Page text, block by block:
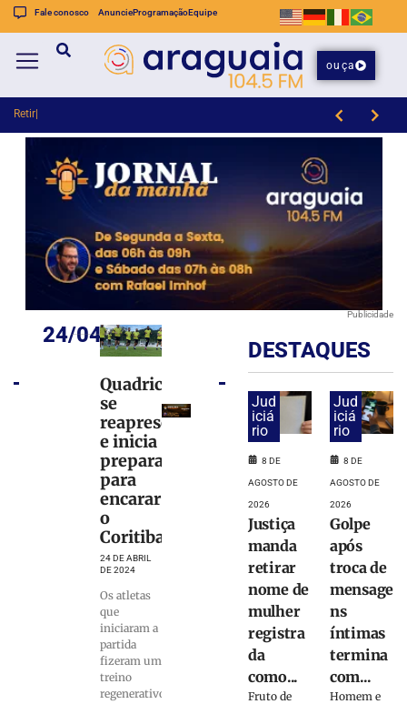
Fale conosco AnuncieProgramaçãoEquipe
ouça
Retiradas da poupança
Publicidade
24/04/2024
Quadricolor
se
reapresenta
e inicia
preparação
para
encarar
o
Coritiba
24 DE ABRIL
DE 2024
Os atletas
que
iniciaram a
partida
fizeram um
treino
regenerativo
DESTAQUES
Jud
iciá
rio
8 DE
AGOSTO DE
2026
Justiça
manda
retirar
nome de
mulher
registra
da
como...
Fruto de
Jud
iciá
rio
8 DE
AGOSTO DE
2026
Golpe
após
troca de
mensage
ns
íntimas
termina
com...
Homem e